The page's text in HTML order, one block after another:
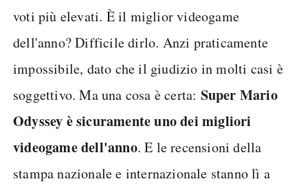
voti più elevati. È il miglior videogame
dell'anno? Difficile dirlo. Anzi praticamente
impossibile, dato che il giudizio in molti casi è
soggettivo. Ma una cosa è certa: Super Mario
Odyssey è sicuramente uno dei migliori
videogame dell'anno. E le recensioni della
stampa nazionale e internazionale stanno lì a